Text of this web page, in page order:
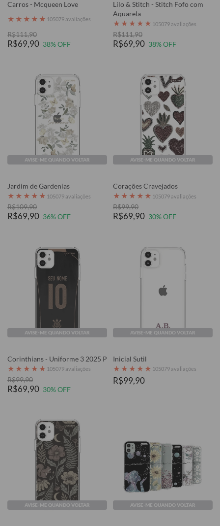
Carros - Mcqueen Love
★ ★ ★ ★ ★ 105079 avaliações
R$111,90
R$69,90 38% OFF
Lilo & Stitch - Stitch Fofo com
Aquarela
★ ★ ★ ★ ★ 105079 avaliações
R$111,90
R$69,90 38% OFF
AVISE-ME QUANDO VOLTAR
Jardim de Gardenias
★ ★ ★ ★ ★ 105079 avaliações
R$109,90
R$69,90 36% OFF
AVISE-ME QUANDO VOLTAR
Corações Cravejados
★ ★ ★ ★ ★ 105079 avaliações
R$99,90
R$69,90 30% OFF
AVISE-ME QUANDO VOLTAR
Corinthians - Uniforme 3 2025 P
★ ★ ★ ★ ★ 105079 avaliações
R$99,90
R$69,90 30% OFF
AVISE-ME QUANDO VOLTAR
Inicial Sutil
★ ★ ★ ★ ★ 105079 avaliações
R$99,90
AVISE-ME QUANDO VOLTAR AVISE-ME QUANDO VOLTAR